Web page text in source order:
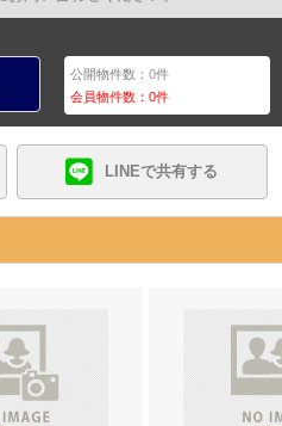
公開物件数：0件
会員物件数：0件
LINEで共有する